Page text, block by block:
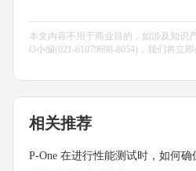
本文内容不用于商业目的，如涉及知识
O小编(021-61079698-8054)，我们将立
相关推荐